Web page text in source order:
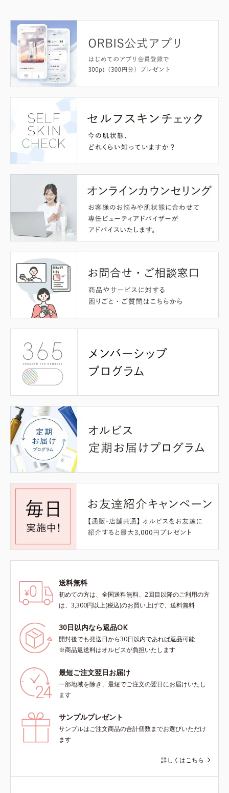
送料無料
初めての方は、全国送料無料、2回目以降のご利用の方
は、3,300円以上(税込)のお買い上げで、送料無料
30日以内なら返品OK
開封後でも発送日から30日以内であれば返品可能
※商品返送料はオルビスが負担いたします
最短ご注文翌日お届け
一部地域を除き、最短でご注文の翌日にお届けいたし
ます
サンプルプレゼント
サンプルはご注文商品の合計個数までお選びいただけ
ます
詳しくはこちら